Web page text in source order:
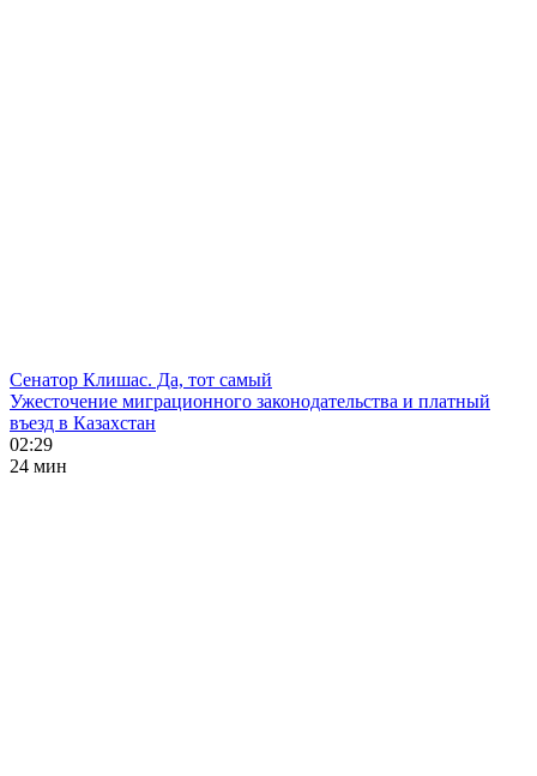
Сенатор Клишас. Да, тот самый
Ужесточение миграционного законодательства и платный
въезд в Казахстан
02:29
24 мин